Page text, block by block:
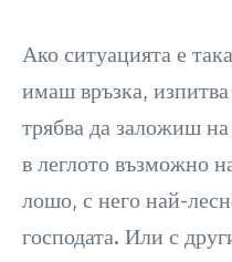
Ако ситуацията е
имаш връзка,
трябва да заложиш
в леглото възможно
лошо, с него най-
господата. Или с